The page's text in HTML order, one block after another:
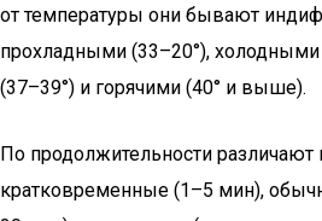
от температуры они бывают
прохладными (33–20°),
(37–39°) и горячими (40° и выше).
По продолжительности различают
кратковременные (1–5 мин),